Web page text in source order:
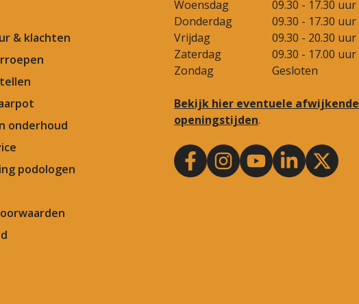
& klachten
onderhoud
podologen
Woensdag
09.30 - 17.30 uur
Donderdag
09.30 - 17.30 uur
Vrijdag
09.30 - 20.30 uur
Zaterdag
09.30 - 17.00 uur
Zondag
Gesloten
Bekijk hier eventuele afwijkende
openingstijden.